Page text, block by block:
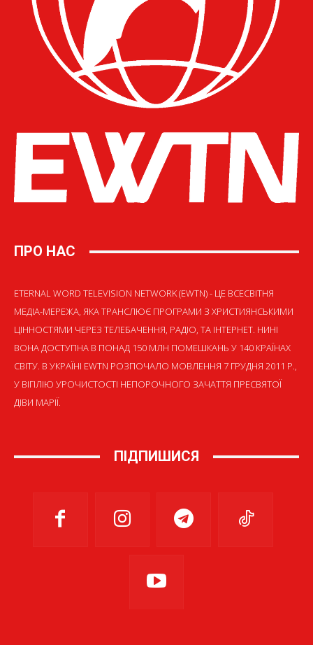
ПРО НАС
ETERNAL WORD TELEVISION NETWORK (EWTN) - ЦЕ ВСЕСВІТНЯ
МЕДІА-МЕРЕЖА, ЯКА ТРАНСЛЮЄ ПРОГРАМИ З ХРИСТИЯНСЬКИМИ
ЦІННОСТЯМИ ЧЕРЕЗ ТЕЛЕБАЧЕННЯ, РАДІО, ТА ІНТЕРНЕТ. НИНІ
ВОНА ДОСТУПНА В ПОНАД 150 МЛН ПОМЕШКАНЬ У 140 КРАЇНАХ
СВІТУ. В УКРАЇНІ EWTN РОЗПОЧАЛО МОВЛЕННЯ 7 ГРУДНЯ 2011 Р.,
У ВІГІЛІЮ УРОЧИСТОСТІ НЕПОРОЧНОГО ЗАЧАТТЯ ПРЕСВЯТОЇ
ДІВИ МАРІЇ.
ПІДПИШИСЯ